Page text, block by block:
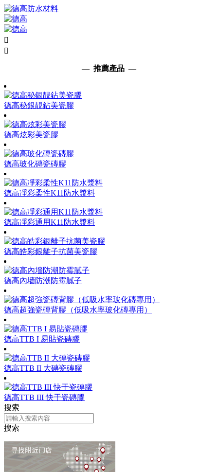


— 推薦產品 —
德高秘銀靚鉆美瓷膠
德高炫彩美瓷膠
德高玻化磚瓷磚膠
德高凈彩柔性K11防水漿料
德高凈彩通用K11防水漿料
德高皓彩銀離子抗菌美瓷膠
德高內墻防潮防霉膩子
德高超強瓷磚背膠（低吸水率玻化磚專用）
德高TTB I 易貼瓷磚膠
德高TTB II 大磚瓷磚膠
德高TTB III 快干瓷磚膠
搜索
搜索